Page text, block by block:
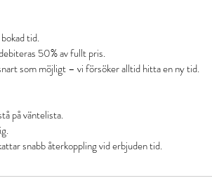
tid.
50% av fullt pris.
som möjligt – vi försöker alltid hitta en ny tid.
på väntelista.